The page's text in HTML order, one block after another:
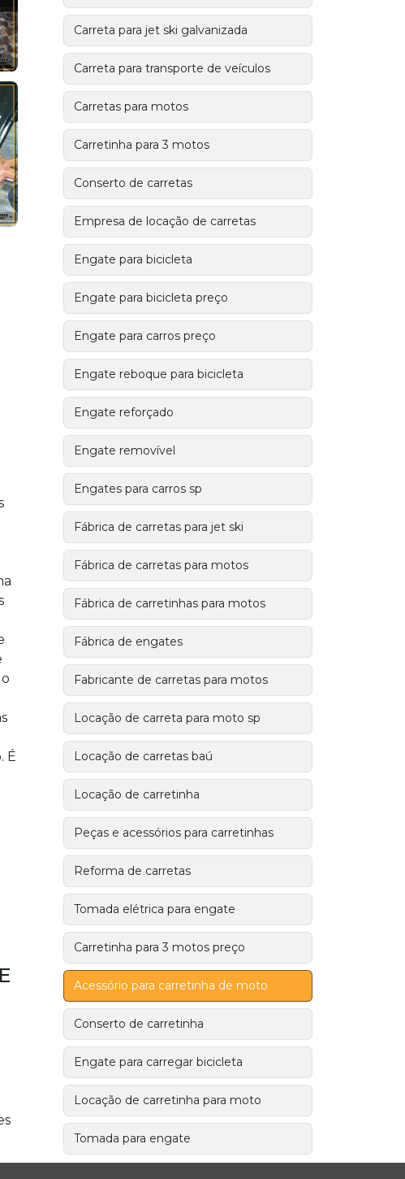
É
Carreta para jet ski galvanizada
Carreta para transporte de veículos
Carretas para motos
Carretinha para 3 motos
Conserto de carretas
Empresa de locação de carretas
Engate para bicicleta
Engate para bicicleta preço
Engate para carros preço
Engate reboque para bicicleta
Engate reforçado
Engate removível
Engates para carros sp
Fábrica de carretas para jet ski
Fábrica de carretas para motos
Fábrica de carretinhas para motos
Fábrica de engates
Fabricante de carretas para motos
Locação de carreta para moto sp
Locação de carretas baú
Locação de carretinha
Peças e acessórios para carretinhas
Reforma de carretas
Tomada elétrica para engate
Carretinha para 3 motos preço
Acessório para carretinha de moto
Conserto de carretinha
Engate para carregar bicicleta
Locação de carretinha para moto
Tomada para engate